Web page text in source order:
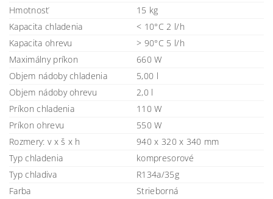
Hmotnosť
15 kg
Kapacita chladenia
< 10°C 2 l/h
Kapacita ohrevu
> 90°C 5 l/h
Maximálny príkon
660 W
Objem nádoby chladenia
5,00 l
Objem nádoby ohrevu
2,0 l
Príkon chladenia
110 W
Príkon ohrevu
550 W
Rozmery: v x š x h
940 x 320 x 340 mm
Typ chladenia
kompresorové
Typ chladiva
R134a/35g
Farba
Strieborná